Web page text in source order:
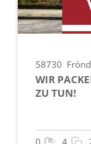
58730
WIR
ZU TUN!